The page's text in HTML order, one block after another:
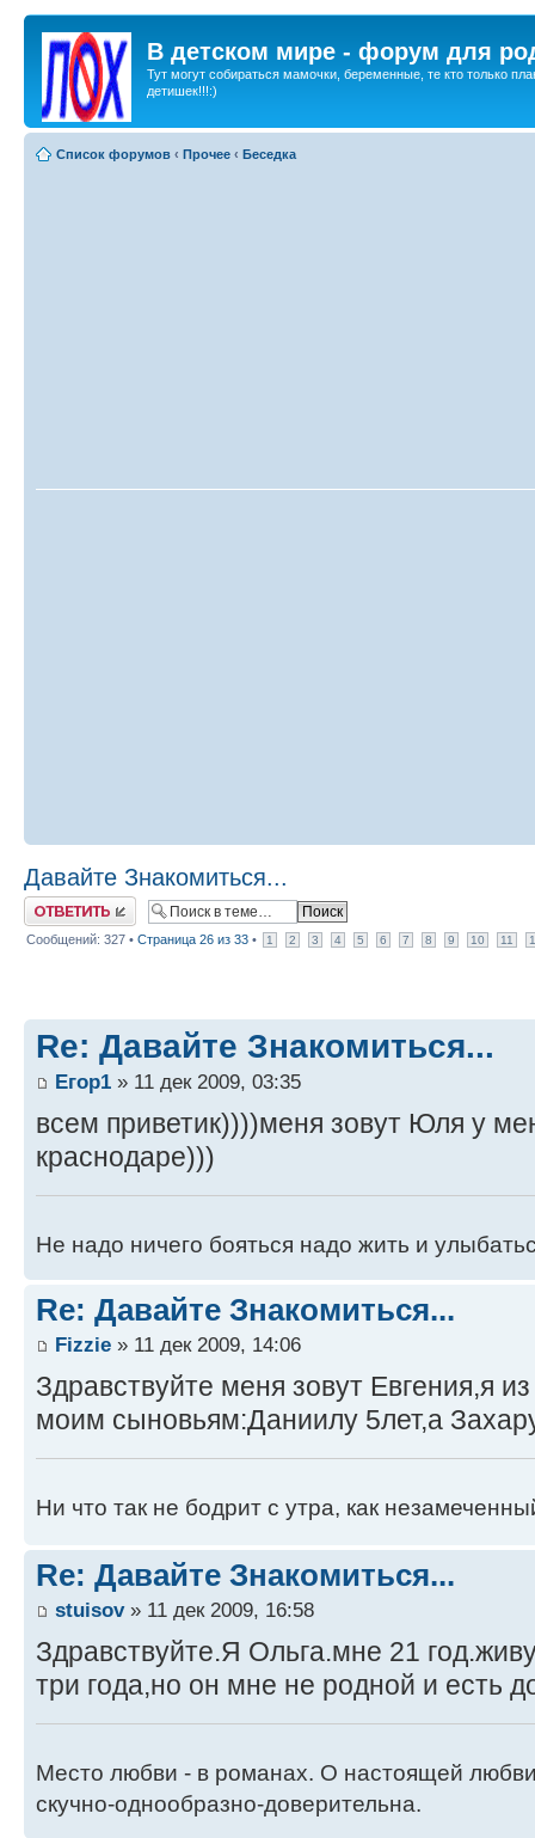
В детском мире - форум для
Тут могут собираться мамочки, беременные, те кто только
детишек!!!:)
Список форумов ‹ Прочее ‹ Беседка
Давайте Знакомиться...
Ответить
Сообщений: 327 • Страница 26 из 33 • 1 2 3 4 5 6 7 8 9 10 11
Re: Давайте Знакомиться...
Егор1 » 11 дек 2009, 03:35
всем приветик))))меня зовут Юля у
краснодаре)))
Не надо ничего бояться надо жить и
Re: Давайте Знакомиться...
Fizzie » 11 дек 2009, 14:06
Здравствуйте меня зовут Евгения,я
моим сыновьям:Даниилу 5лет,а
Ни что так не бодрит с утра, как
Re: Давайте Знакомиться...
stuisov» 11 дек 2009, 16:58
Здравствуйте.Я Ольга.мне 21
три года,но он мне не родной и есть
Место любви - в романах. О настоящей
скучно-однообразно-доверительна.